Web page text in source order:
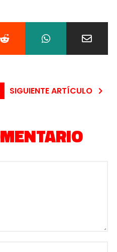
SIGUIENTE ARTÍCULO